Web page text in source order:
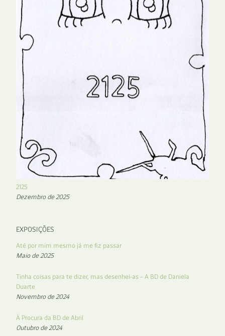
2125
Dezembro de 2025
EXPOSIÇÕES
Até por mim mesmo já me fiz passar
Maio de 2025
Tinha coisas para te dizer, mas desenhei-as – A BD de Daniela
Duarte
Novembro de 2024
À Procura da BD de Abril
Outubro de 2024